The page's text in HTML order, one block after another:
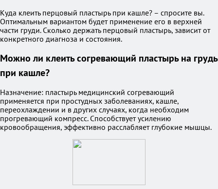
Куда клеить перцовый пластырь при кашле? – спросите вы.
Оптимальным вариантом будет применение его в верхней
части груди. Сколько держать перцовый пластырь, зависит от
конкретного диагноза и состояния.
Можно ли клеить согревающий пластырь на грудь
при кашле?
Назначение: пластырь медицинский согревающий
применяется при простудных заболеваниях, кашле,
переохлаждении и в других случаях, когда необходим
прогревающий компресс. Способствует усилению
кровообращения, эффективно расслабляет глубокие мышцы.